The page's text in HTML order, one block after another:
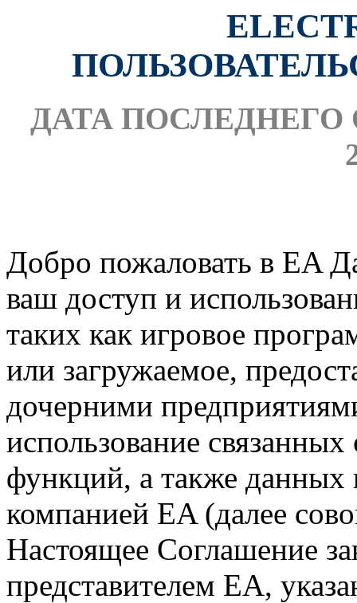
ДАТА ПОСЛЕДНЕГО
Добро пожаловать в EA
ваш доступ и
таких как игровое
или загружаемое,
дочерними
использование
функций, а также данных
компанией EA (далее
Настоящее Соглашение
представителем ЕА,